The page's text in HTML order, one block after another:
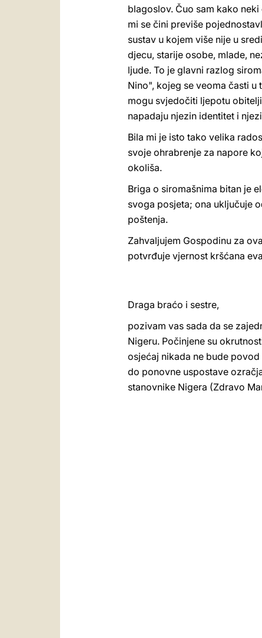
blagoslov. Čuo sam kako
mi se čini previše
sustav u kojem više nije u
djecu, starije osobe, mlade,
ljude. To je glavni razlog
Nino", kojeg se veoma časti
mogu svjedočiti ljepotu
napadaju njezin identitet i
Bila mi je isto tako velika
svoje ohrabrenje za napore
okoliša.
Briga o siromašnima bitan je
svoga posjeta; ona uključuje
poštenja.
Zahvaljujem Gospodinu za
potvrđuje vjernost kršćana
Draga braćo i sestre,
pozivam vas sada da se
Nigeru. Počinjene su
osjećaj nikada ne bude
do ponovne uspostave
stanovnike Nigera (Zdravo